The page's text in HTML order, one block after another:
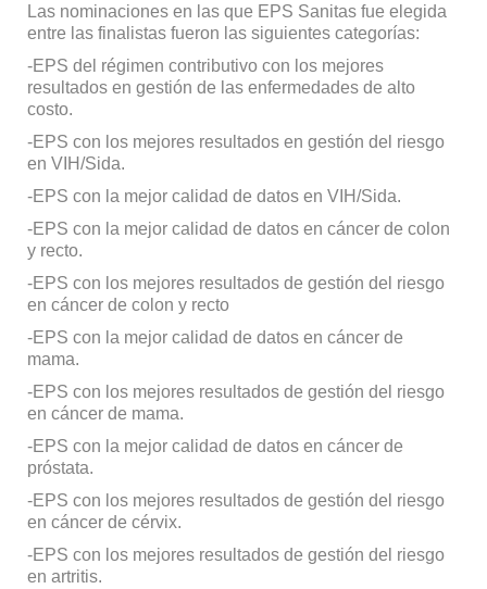
Las nominaciones en las que EPS Sanitas fue elegida
entre las finalistas fueron las siguientes categorías:
-EPS del régimen contributivo con los mejores
resultados en gestión de las enfermedades de alto
costo.
-EPS con los mejores resultados en gestión del riesgo
en VIH/Sida.
-EPS con la mejor calidad de datos en VIH/Sida.
-EPS con la mejor calidad de datos en cáncer de colon
y recto.
-EPS con los mejores resultados de gestión del riesgo
en cáncer de colon y recto
-EPS con la mejor calidad de datos en cáncer de
mama.
-EPS con los mejores resultados de gestión del riesgo
en cáncer de mama.
-EPS con la mejor calidad de datos en cáncer de
próstata.
-EPS con los mejores resultados de gestión del riesgo
en cáncer de cérvix.
-EPS con los mejores resultados de gestión del riesgo
en artritis.